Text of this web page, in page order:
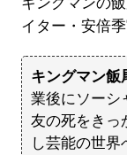
イター・安倍季
キングマン飯
業後にソーシ
友の死をきっ
し芸能の世界